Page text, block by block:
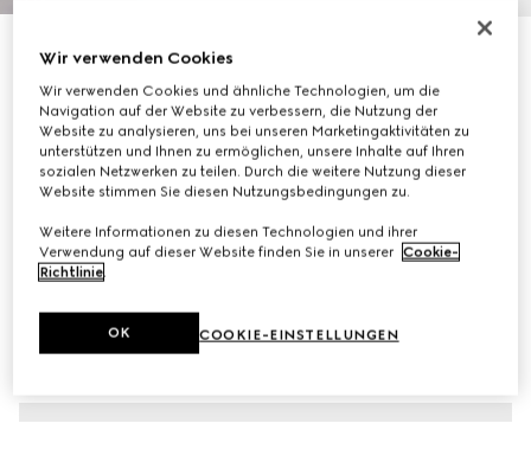
1/5
Schmaler GG Marmont Gürtel
€ 430
Variantenschwarzes Leder
Wir verwenden Cookies
Wir verwenden Cookies und ähnliche Technologien, um die
Navigation auf der Website zu verbessern, die Nutzung der
Website zu analysieren, uns bei unseren Marketingaktivitäten zu
unterstützen und Ihnen zu ermöglichen, unsere Inhalte auf Ihren
sozialen Netzwerken zu teilen. Durch die weitere Nutzung dieser
Website stimmen Sie diesen Nutzungsbedingungen zu.
Weitere Informationen zu diesen Technologien und ihrer
Verwendung auf dieser Website finden Sie in unserer Cookie-
Richtlinie.
COOKIE-EINSTELLUNGEN
OK